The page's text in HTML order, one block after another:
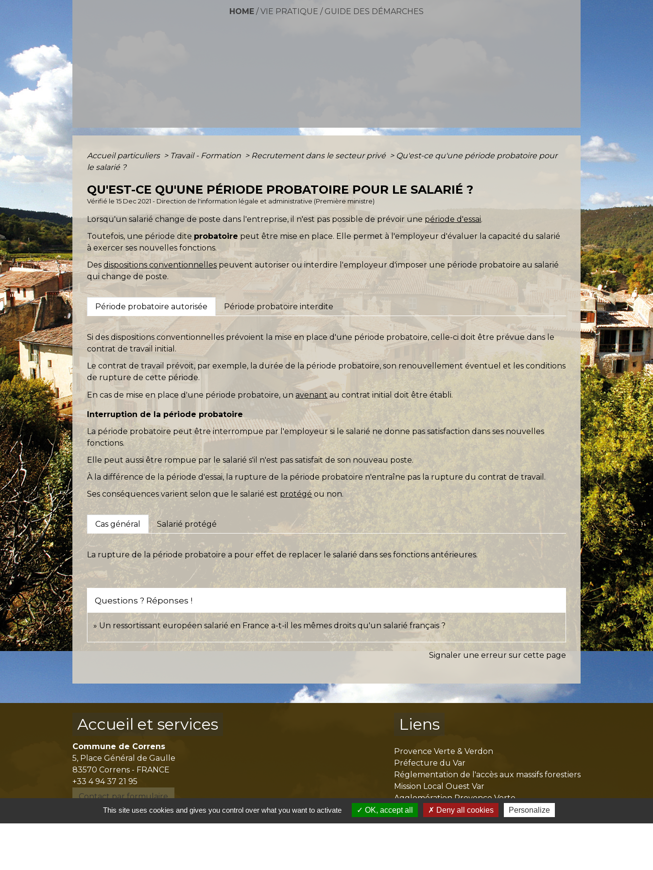
HOME /VIE PRATIQUE / GUIDE DES DÉMARCHES
Accueil particuliers > Travail - Formation > Recrutement dans le secteur privé > Qu'est-ce qu'une période probatoire pour
le salarié ?
QU'EST-CE QU'UNE PÉRIODE PROBATOIRE POUR LE SALARIÉ ?
Vérifié le 15 Dec 2021 - Direction de l'information légale et administrative (Première ministre)
Lorsqu'un salarié change de poste dans l'entreprise, il n'est pas possible de prévoir une période d'essai.
Toutefois, une période dite probatoire peut être mise en place. Elle permet à l'employeur d'évaluer la capacité du salarié
à exercer ses nouvelles fonctions.
Desdispositions conventionnelles peuvent autoriser ou interdire l'employeur d'imposer une période probatoire au salarié
qui change de poste.
Période probatoire autorisée Période probatoire interdite
Si des dispositions conventionnelles prévoient la mise en place d'une période probatoire, celle-ci doit être prévue dans le
contrat de travail initial.
Le contrat de travail prévoit, par exemple, la durée de la période probatoire, son renouvellement éventuel et les conditions
de rupture de cette période.
En cas de mise en place d'une période probatoire, unavenant au contrat initial doit être établi.
Interruption de la période probatoire
La période probatoire peut être interrompue par l'employeur si le salarié ne donne pas satisfaction dans ses nouvelles
fonctions.
Elle peut aussi être rompue par le salarié s'il n'est pas satisfait de son nouveau poste.
À la différence de la période d'essai, la rupture de la période probatoire n'entraîne pas la rupture du contrat de travail.
Ses conséquences varient selon que le salarié est protégé ou non.
Cas général Salarié protégé
La rupture de la période probatoire a pour effet de replacer le salarié dans ses fonctions antérieures.
Questions ? Réponses !
Un ressortissant européen salarié en France a-t-il les mêmes droits qu'un salarié français ?
Signaler une erreur sur cette page
Accueil et services
Commune de Correns
5, Place Général de Gaulle
83570 Correns - FRANCE
+33 4 94 37 21 95
Contact par formulaire
Liens
Provence Verte & Verdon
Préfecture du Var
Réglementation de l'accès aux massifs forestiers
Mission Local Ouest Var
Agglomération Provence Verte
This site uses cookies and gives you control over what you want to activate OK, accept all Deny all cookies Personalize